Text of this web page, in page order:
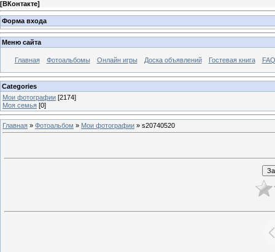
[ВКонтакте]
Форма входа
Меню сайта
Главная Фотоальбомы Онлайн игры Доска объявлений Гостевая книга
Categories
Мои фотографии [2174]
Моя семья [0]
Главная » Фотоальбом » Мои фотографии » s20740520